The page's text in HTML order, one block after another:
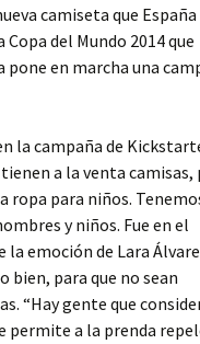
camiseta que
del Mundo 2014 que
pone en marcha una
la campaña de
a la venta camisas,
ropa para niños.
y niños. Fue en el
emoción de Lara
bien, para que no sean
“Hay gente que
permite a la prenda